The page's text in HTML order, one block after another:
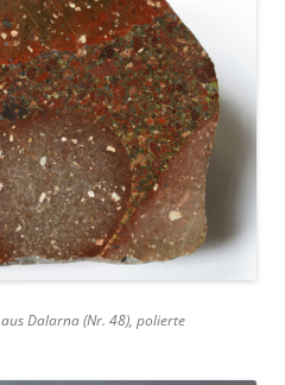
aus Dalarna (Nr. 48), polierte